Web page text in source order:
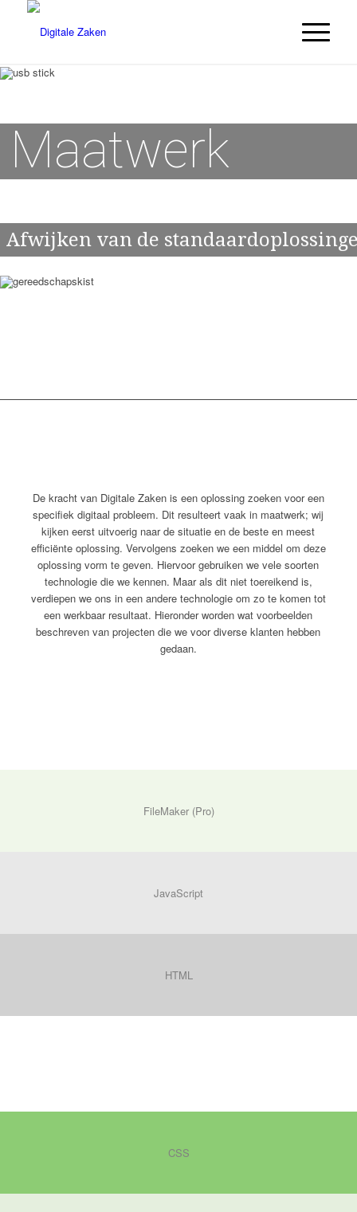
Maatwerk
Afwijken van de
De kracht van Digitale Zaken is een oplossing zoeken voor een
specifiek digitaal probleem. Dit resulteert vaak in maatwerk; wij
kijken eerst uitvoerig naar de situatie en de beste en meest
efficiënte oplossing. Vervolgens zoeken we een middel om deze
oplossing vorm te geven. Hiervoor gebruiken we vele soorten
technologie die we kennen. Maar als dit niet toereikend is,
verdiepen we ons in een andere technologie om zo te komen tot
een werkbaar resultaat. Hieronder worden wat voorbeelden
beschreven van projecten die we voor diverse klanten hebben
gedaan.
FileMaker (Pro)
JavaScript
HTML
CSS